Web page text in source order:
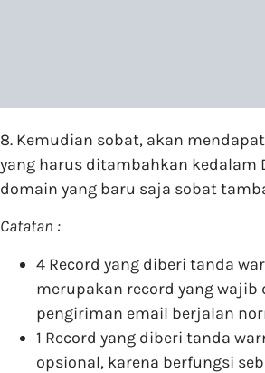
8. Kemudian sobat, akan
yang harus ditambahkan kedalam
domain yang baru saja sobat
Catatan :
4 Record yang diberi tanda
merupakan record yang
pengiriman email berjalan
1 Record yang diberi tanda
opsional, karena berfungsi